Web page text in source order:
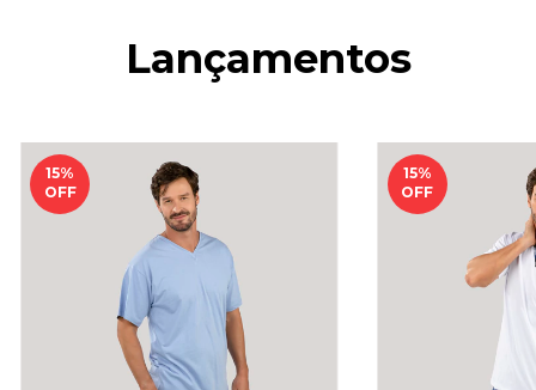
Lançamentos
15%
OFF
15%
OFF